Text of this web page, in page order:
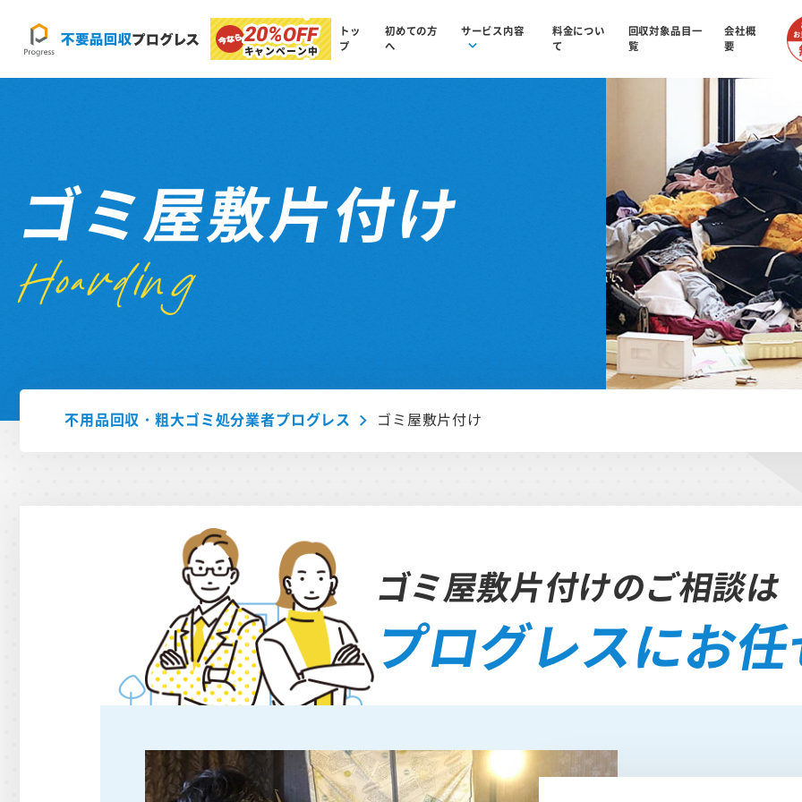
20%OFF
キャンペーン中
トッ
プ
初めての方
へ
サービス内容
料金につい
て
回収対象品目一
覧
会社概
要
ゴミ屋敷片付け
Hoarding
不用品回収・粗大ゴミ処分業者プログレス ゴミ屋敷片付け
ゴミ屋敷片付けのご相談は
プログレスにお